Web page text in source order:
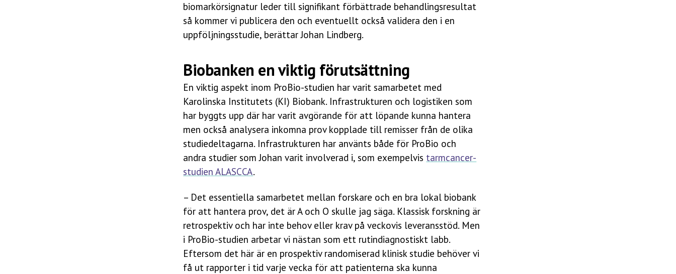
biomarkörsignatur leder till signifikant förbättrade behandlingsresultat
så kommer vi publicera den och eventuellt också validera den i en
uppföljningsstudie, berättar Johan Lindberg.
Biobanken en viktig förutsättning
En viktig aspekt inom ProBio-studien har varit samarbetet med
Karolinska Institutets (KI) Biobank. Infrastrukturen och logistiken som
har byggts upp där har varit avgörande för att löpande kunna hantera
men också analysera inkomna prov kopplade till remisser från de olika
studiedeltagarna. Infrastrukturen har använts både för ProBio och
andra studier som Johan varit involverad i, som exempelvis tarmcancer-
studien ALASCCA.
– Det essentiella samarbetet mellan forskare och en bra lokal biobank
för att hantera prov, det är A och O skulle jag säga. Klassisk forskning är
retrospektiv och har inte behov eller krav på veckovis leveransstöd. Men
i ProBio-studien arbetar vi nästan som ett rutindiagnostiskt labb.
Eftersom det här är en prospektiv randomiserad klinisk studie behöver vi
få ut rapporter i tid varje vecka för att patienterna ska kunna